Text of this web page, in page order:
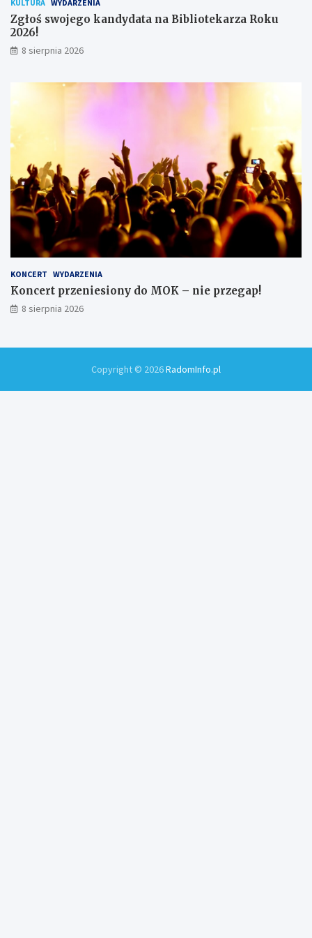
ó
w
KULTURA WYDARZENIA
Zgłoś swojego kandydata na Bibliotekarza Roku
2026!
8 sierpnia 2026
KONCERT WYDARZENIA
Koncert przeniesiony do MOK – nie przegap!
8 sierpnia 2026
Copyright © 2026RadomInfo.pl